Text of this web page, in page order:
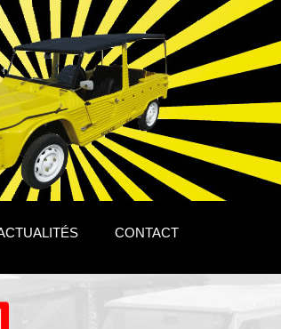
CONTACT